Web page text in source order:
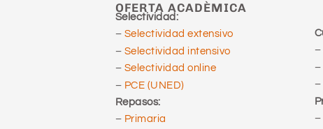
OFERTA ACADÈMICA
Selectividad:
– Selectividad extensivo
– Selectividad intensivo
– Selectividad online
– PCE (UNED)
Repasos:
– Primaria
–
–
–
–